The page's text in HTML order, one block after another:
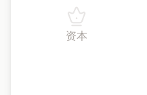
资本